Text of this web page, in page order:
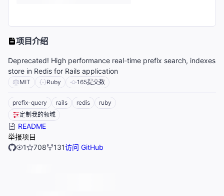
项目介绍
Deprecated! High performance real-time prefix search, indexes
store in Redis for Rails application
MIT Ruby 165提交数
prefix-query rails redis
ruby
定制我的领域
README
举报项目
1
708 131访问 GitHub